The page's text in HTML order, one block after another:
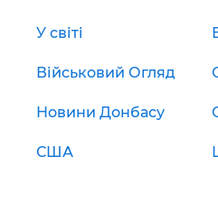
У світі
Військовий Огляд
Новини Донбасу
США